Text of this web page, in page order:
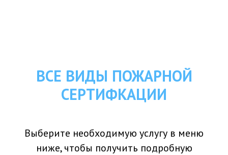
ВСЕ ВИДЫ ПОЖАРНОЙ
СЕРТИФКАЦИИ
Выберите необходимую услугу в меню
ниже, чтобы получить подробную